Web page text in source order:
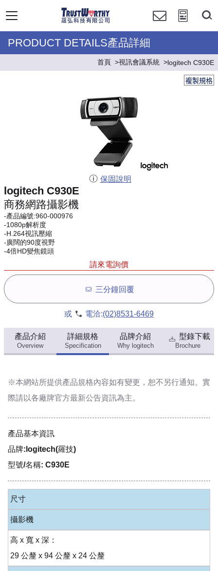
PRODUCT DETAILS產品詳細
首頁 視訊會議系統 logitech C930E
複製規格
保固說明
logitech C930E
商務網路攝影機
-產品編號:960-000976
-1080p解析度
-H.264視訊壓縮
-廣闊的90度視野
-4倍HD變焦鏡頭
請來電詢價
三分鐘回覆
或 電洽:(02)8531-6469
產品介紹
Overview
詳細規格
Specification
品牌介紹
Why logitech
型錄下載
Brochure
※本網站所提供產品規格內容如有變更，恕不另行通知。實
際請以各廠牌官方最新公告資訊為主。
產品基本資訊
品牌:logitech(羅技)
型號/名稱: C930E
尺寸
攝影機
高 x 寬 x 深：
29 公釐 x 94 公釐 x 24 公釐